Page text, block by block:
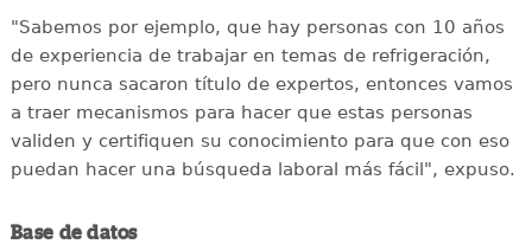
"Sabemos por ejemplo, que hay personas con 10 años
de experiencia de trabajar en temas de refrigeración,
pero nunca sacaron título de expertos, entonces vamos
a traer mecanismos para hacer que estas personas
validen y certifiquen su conocimiento para que con eso
puedan hacer una búsqueda laboral más fácil", expuso.
Base de datos